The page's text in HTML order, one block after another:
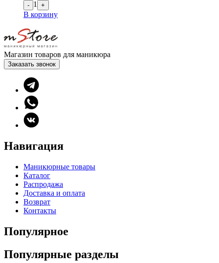
- 1 +
В корзину
Магазин товаров для маникюра
Заказать звонок
Навигация
Маникюрные товары
Каталог
Распродажа
Доставка и оплата
Возврат
Контакты
Популярное
Популярные разделы